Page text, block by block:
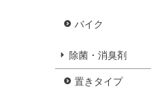
バイク
除菌・消臭剤
置きタイプ